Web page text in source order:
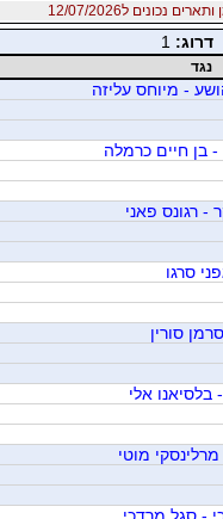
נכונים ל12/07/2026
דרוג: 1
נגד
- מיוחס עליזה
- בן חיים כרמלה
- רגונס פאני
סרגו
סורין
בלסיאנו אלי
מוטי
- סגל מרדכי